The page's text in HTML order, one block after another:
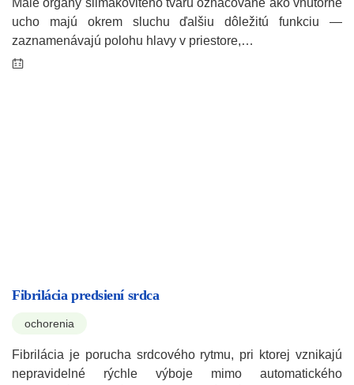
Malé orgány slimákovitého tvaru označované ako vnútorné
ucho majú okrem sluchu ďalšiu dôležitú funkciu —
zaznamenávajú polohu hlavy v priestore,…
Fibrilácia predsiení srdca
ochorenia
Fibrilácia je porucha srdcového rytmu, pri ktorej vznikajú
nepravidelné rýchle výboje mimo automatického